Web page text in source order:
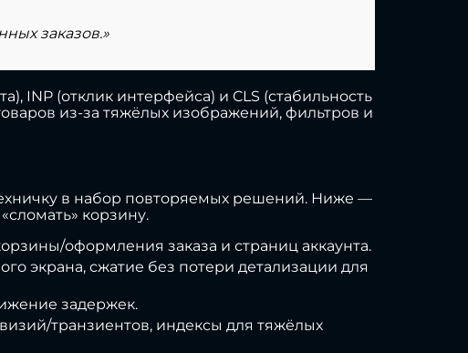
заказов.»
INP (отклик интерфейса) и CLS (стабильность
из-за тяжёлых изображений, фильтров и
в набор повторяемых решений. Ниже —
корзину.
оформления заказа и страниц аккаунта.
экрана, сжатие без потери детализации для
задержек.
транзиентов, индексы для тяжёлых